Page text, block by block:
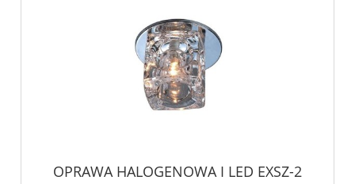
OPRAWA HALOGENOWA I LED EXSZ-2